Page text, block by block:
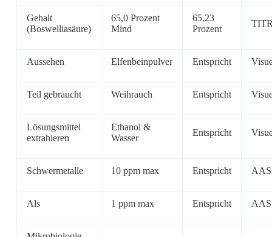
Gehalt
(Boswelliasäure)
65,0 Prozent
Mind
65,23
Prozent
Aussehen Elfenbeinpulver Entspricht
Teil gebraucht Weihrauch Entspricht
Lösungsmittel
extrahieren
Ethanol &
Wasser
Entspricht
Schwermetalle 10 ppm max Entspricht AAS
Als 1 ppm max Entspricht AAS